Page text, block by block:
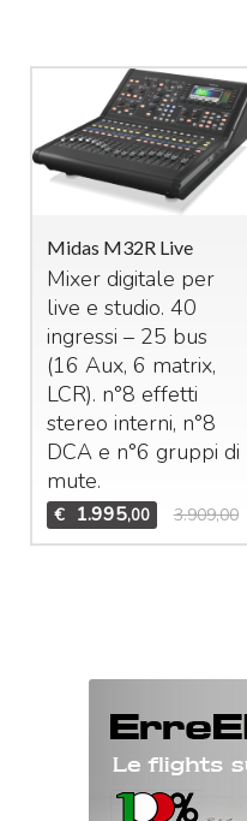
Midas M32R Live
Mixer digitale per
live e studio. 40
ingressi – 25 bus
(16 Aux, 6 matrix,
LCR). n°8 effetti
stereo interni, n°8
DCAe n°6 gruppi di
mute.
€ 1.995,00 3.909,00